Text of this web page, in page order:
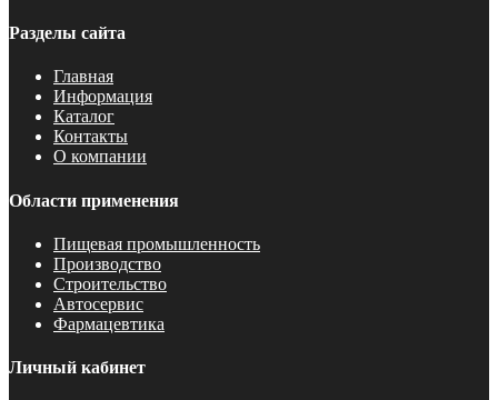
Разделы сайта
Главная
Информация
Каталог
Контакты
О компании
Области применения
Пищевая промышленность
Производство
Строительство
Автосервис
Фармацевтика
Личный кабинет